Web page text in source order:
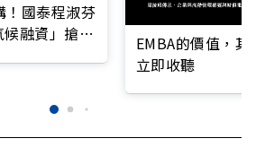
！國泰程淑芬
融資」搶救
EMBA的價值，
立即收聽